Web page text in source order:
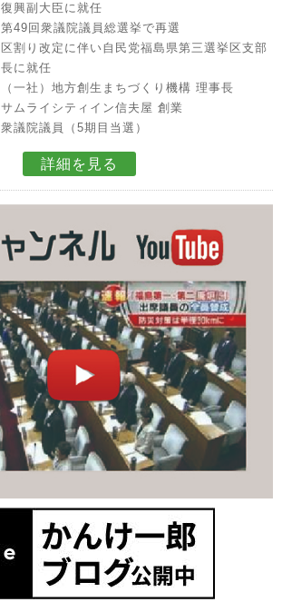
復興副大臣に就任
第49回衆議院議員総選挙で再選
区割り改定に伴い自民党福島県第三選挙区支部
長に就任
（一社）地方創生まちづくり機構 理事長
サムライシティイン信夫屋 創業
衆議院議員（5期目当選）
詳細を見る